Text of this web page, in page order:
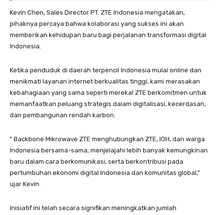
Kevin Chen, Sales Director PT. ZTE Indonesia mengatakan,
pihaknya percaya bahwa kolaborasi yang sukses ini akan
memberikan kehidupan baru bagi perjalanan transformasi digital
Indonesia.
Ketika penduduk di daerah terpencil Indonesia mulai online dan
menikmati layanan internet berkualitas tinggi, kami merasakan
kebahagiaan yang sama seperti mereka! ZTE berkomitmen untuk
memanfaatkan peluang strategis dalam digitalisasi, kecerdasan,
dan pembangunan rendah karbon.
” Backbone Mikrowave ZTE menghubungkan ZTE, IOH, dan warga
Indonesia bersama-sama, menjelajahi lebih banyak kemungkinan
baru dalam cara berkomunikasi, serta berkontribusi pada
pertumbuhan ekonomi digital Indonesia dan komunitas global,”
ujar Kevin.
Inisiatif ini telah secara signifikan meningkatkan jumlah